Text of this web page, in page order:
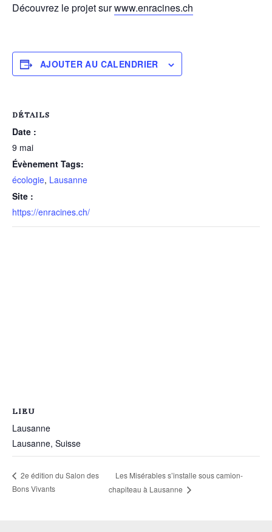
Découvrez le projet surwww.enracines.ch
AJOUTER AU CALENDRIER
DÉTAILS
Date :
9 mai
Évènement Tags:
écologie, Lausanne
Site :
https://enracines.ch/
LIEU
Lausanne
Lausanne, Suisse
2e édition du Salon des
Bons Vivants
Les Misérables s’installe sous camion-
chapiteau à Lausanne